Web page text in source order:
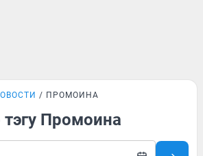
ПРОМОИНА
Промоина